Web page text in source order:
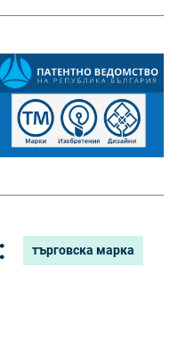
търговска марка